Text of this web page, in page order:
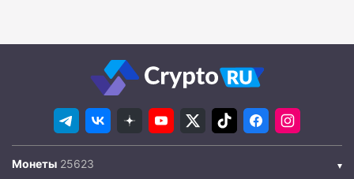
Монеты